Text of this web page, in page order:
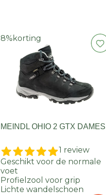
8% korting
MEINDL OHIO 2 GTX DAMES
1 review
Geschikt voor de normale
voet
Profielzool voor grip
Lichte wandelschoen